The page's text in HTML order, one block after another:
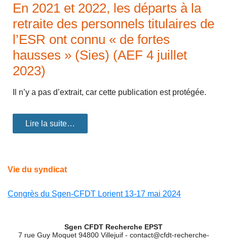
En 2021 et 2022, les départs à la
retraite des personnels titulaires de
l’ESR ont connu « de fortes
hausses » (Sies) (AEF 4 juillet
2023)
Il n’y a pas d’extrait, car cette publication est protégée.
Lire la suite…
Vie du syndicat
Congrès du Sgen-CFDT Lorient 13-17 mai 2024
Sgen CFDT Recherche EPST
7 rue Guy Moquet 94800 Villejuif - contact@cfdt-recherche-